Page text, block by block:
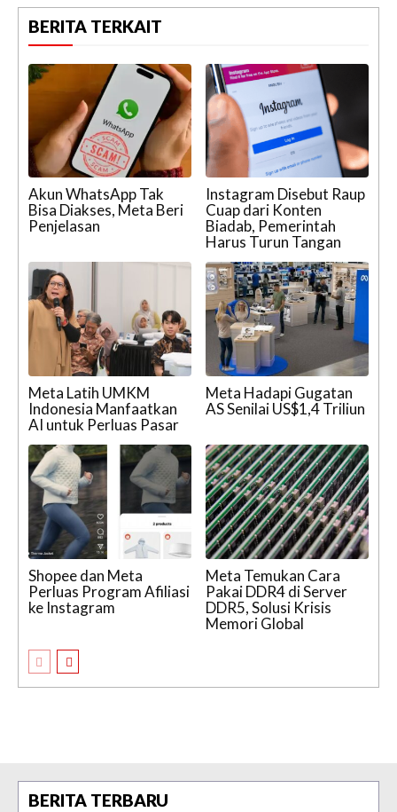
BERITA TERKAIT
Akun WhatsApp Tak
Bisa Diakses, Meta Beri
Penjelasan
Instagram Disebut Raup
Cuap dari Konten
Biadab, Pemerintah
Harus Turun Tangan
Meta Latih UMKM
Indonesia Manfaatkan
AI untuk Perluas Pasar
Meta Hadapi Gugatan
AS Senilai US$1,4 Triliun
Shopee dan Meta
Perluas Program Afiliasi
ke Instagram
Meta Temukan Cara
Pakai DDR4 di Server
DDR5, Solusi Krisis
Memori Global
BERITA TERBARU